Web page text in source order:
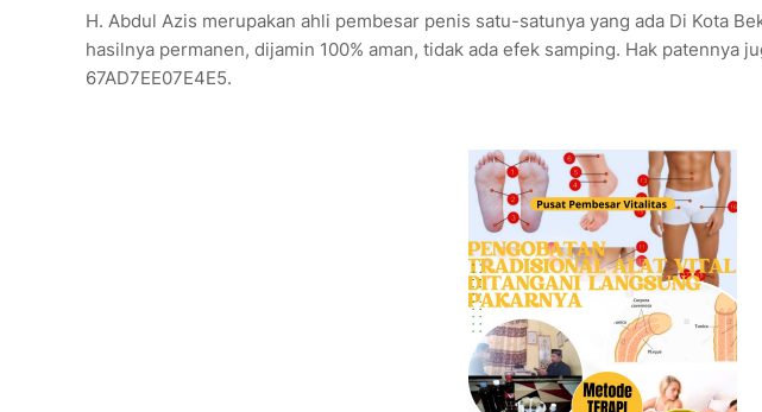
H. Abdul Azis merupakan ahli pembesar penis satu-satunya yang ada Di Kota
hasilnya permanen, dijamin 100% aman, tidak ada efek samping. Hak patennya
67AD7EE07E4E5.